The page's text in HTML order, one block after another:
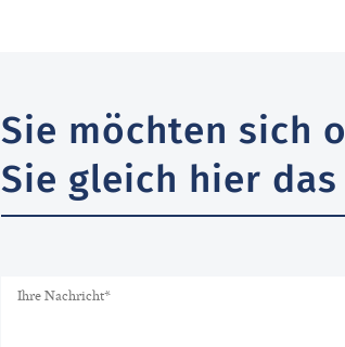
Sie möchten sich
Sie gleich hier